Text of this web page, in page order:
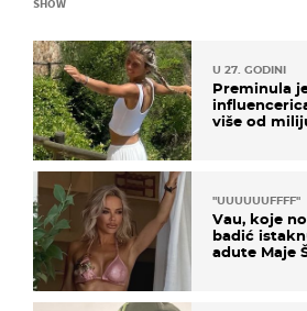
U 27. GODINI
Preminula
više od
"UUUUUUFFFF"
Vau, koje
badić
adute Maje